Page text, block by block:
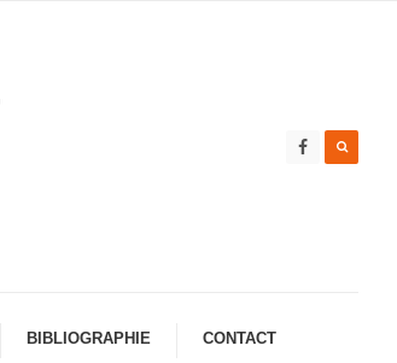
BIBLIO­GRA­PHIE CONTAC­­T